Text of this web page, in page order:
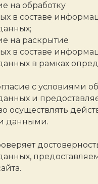
на обработку
в составе
на раскрытие
в составе
в рамках
с условиями
и
осуществлять
данными.